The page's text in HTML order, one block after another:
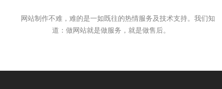
网站制作不难，难的是一如既往的热情服务及技术支持。我们知
道：做网站就是做服务，就是做售后。